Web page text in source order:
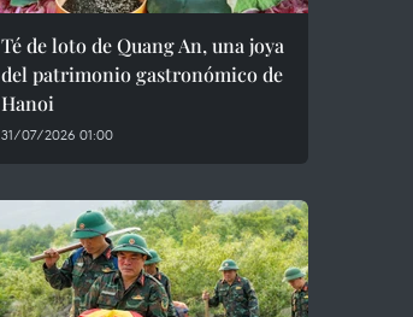
Té de loto de Quang An, una joya
del patrimonio gastronómico de
Hanoi
31/07/2026 01:00